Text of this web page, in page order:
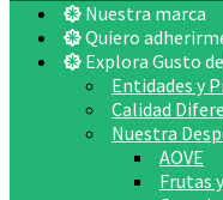
Nuestra marca
Quiero
Explora Gusto
Entidades y
Calidad
Nuestra
AOVE
Frutas